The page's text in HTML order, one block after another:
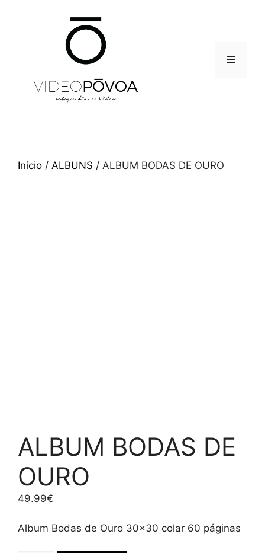
Menu
Início / ALBUNS / ALBUM BODAS DE OURO
ALBUM BODAS DE
OURO
49.99€
Album Bodas de Ouro 30×30 colar 60 páginas